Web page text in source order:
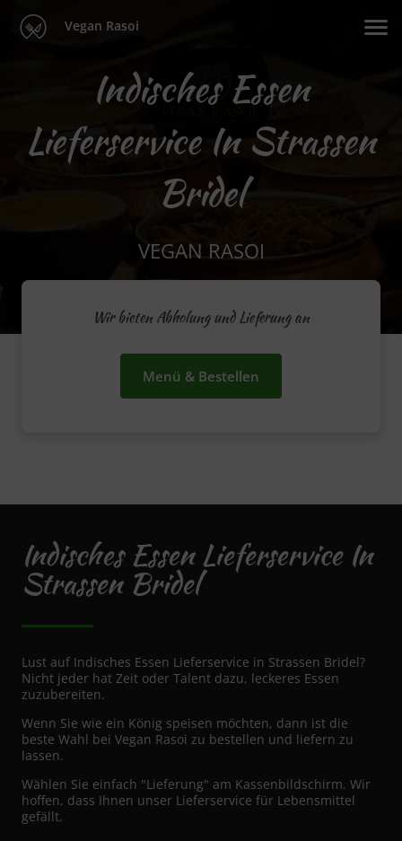
Vegan Rasoi
Indisches Essen
Lieferservice In Strassen
Bridel
VEGAN RASOI
Wir bieten Abholung und Lieferung an
Menü & Bestellen
Indisches Essen Lieferservice In
Strassen Bridel
Lust auf Indisches Essen Lieferservice in Strassen Bridel?
Nicht jeder hat Zeit oder Talent dazu, leckeres Essen
zuzubereiten.
Wenn Sie wie ein König speisen möchten, dann ist die
beste Wahl bei Vegan Rasoi zu bestellen und liefern zu
lassen.
Wählen Sie einfach "Lieferung" am Kassenbildschirm. Wir
hoffen, dass Ihnen unser Lieferservice für Lebensmittel
gefällt.